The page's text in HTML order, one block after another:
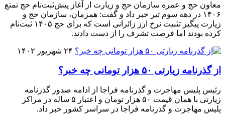
معاون حج و عمره سازمان حج و زیارت از آغاز پیش‌ثبت‌نام حج تمتع
۱۴۰۶ در دهه سوم تیر خبر داد و گفت: همزمان، سازمان حج و
زیارت پیگیر تثبیت نرخ ارز زائرانی است که برای حج ۱۴۰۵ ثبت‌نام
کرده بودند اما فرصت تشرف را از دست دادند.
۲۴ شهریور ۱۴۰۲
از گذرنامه زیارتی ۵۰ هزار تومانی چه خبر؟
رئیس پلیس مهاجرت و گذرنامه فراجا از ادامه صدور گذرنامه
زیارتی با همان قیمت ۵۰ هزار تومان و اعتبار ۵ ساله در مراکز
پلیس مهاجرت و گذرنامه فراجا در سراسر کشور خبر داد.